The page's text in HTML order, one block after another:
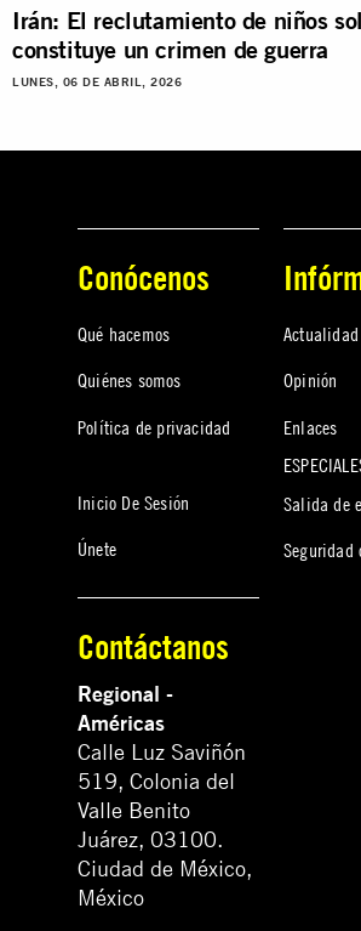
Irán: El reclutamiento de niños
constituye un crimen de guerra
LUNES, 06 DE ABRIL, 2026
Conócenos
Qué hacemos
Quiénes somos
Política de privacidad
Inicio De Sesión
Únete
Actualidad
Opinión
Enlaces
Salida de
Seguridad
Contáctanos
Regional -
Américas
Calle Luz Saviñón
519, Colonia del
Valle Benito
Juárez, 03100.
Ciudad de México,
México